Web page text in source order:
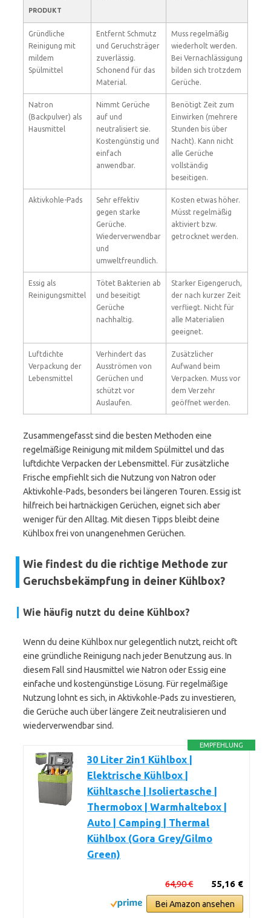
PRODUKT
Gründliche
Reinigung mit
mildem
Spülmittel
Entfernt Schmutz
und Geruchsträger
zuverlässig.
Schonend für das
Material.
Muss regelmäßig
wiederholt werden.
Bei Vernachlässigung
bilden sich trotzdem
Gerüche.
Natron
(Backpulver) als
Hausmittel
Nimmt Gerüche
auf und
neutralisiert sie.
Kostengünstig und
einfach
anwendbar.
Benötigt Zeit zum
Einwirken (mehrere
Stunden bis über
Nacht). Kann nicht
alle Gerüche
vollständig
beseitigen.
Aktivkohle-Pads
Sehr effektiv
gegen starke
Gerüche.
Wiederverwendbar
und
umweltfreundlich.
Kosten etwas höher.
Müsst regelmäßig
aktiviert bzw.
getrocknet werden.
Essig als
Reinigungsmittel
Tötet Bakterien ab
und beseitigt
Gerüche
nachhaltig.
Starker Eigengeruch,
der nach kurzer Zeit
verfliegt. Nicht für
alle Materialien
geeignet.
Luftdichte
Verpackung der
Lebensmittel
Verhindert das
Ausströmen von
Gerüchen und
schützt vor
Auslaufen.
Zusätzlicher
Aufwand beim
Verpacken. Muss vor
dem Verzehr
geöffnet werden.
Zusammengefasst sind die besten Methoden eine
regelmäßige Reinigung mit mildem Spülmittel und das
luftdichte Verpacken der Lebensmittel. Für zusätzliche
Frische empfiehlt sich die Nutzung von Natron oder
Aktivkohle-Pads, besonders bei längeren Touren. Essig ist
hilfreich bei hartnäckigen Gerüchen, eignet sich aber
weniger für den Alltag. Mit diesen Tipps bleibt deine
Kühlbox frei von unangenehmen Gerüchen.
Wie findest du die richtige Methode zur
Geruchsbekämpfung in deiner Kühlbox?
Wie häufig nutzt du deine Kühlbox?
Wenn du deine Kühlbox nur gelegentlich nutzt, reicht oft
eine gründliche Reinigung nach jeder Benutzung aus. In
diesem Fall sind Hausmittel wie Natron oder Essig eine
einfache und kostengünstige Lösung. Für regelmäßige
Nutzung lohnt es sich, in Aktivkohle-Pads zu investieren,
die Gerüche auch über längere Zeit neutralisieren und
wiederverwendbar sind.
EMPFEHLUNG
30 Liter 2in1 Kühlbox |
Elektrische Kühlbox |
Kühltasche | Isoliertasche |
Thermobox | Warmhaltebox |
Auto | Camping | Thermal
Kühlbox (Gora Grey/Gilmo
Green)
55,16 €
64,90 €
Bei Amazon ansehen